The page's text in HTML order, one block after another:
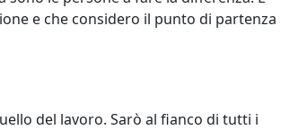
e che considero il punto di partenza
del lavoro. Sarò al fianco di tutti i